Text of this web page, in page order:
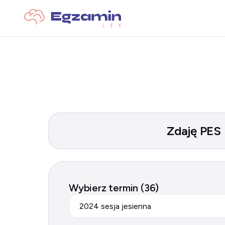
Zdaję PES
Wybierz termin (36)
2024 sesja jesienna